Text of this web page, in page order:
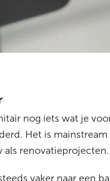
nog iets wat je
Het is
als renovatieprojecten.
vaker naar een